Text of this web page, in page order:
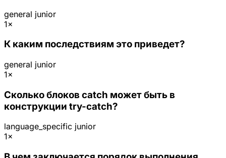
general junior
1×
К каким последствиям это приведет?
general junior
1×
Сколько блоков catch может быть в
конструкции try-catch?
language_specific junior
1×